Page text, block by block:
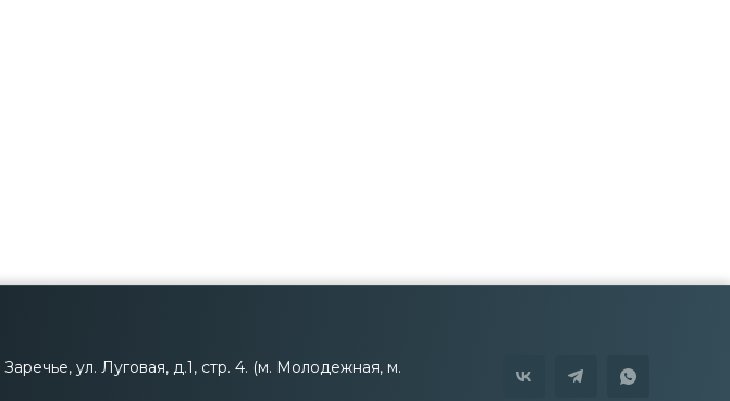
ул. Луговая, д.1, стр. 4. (м. Молодежная, м.